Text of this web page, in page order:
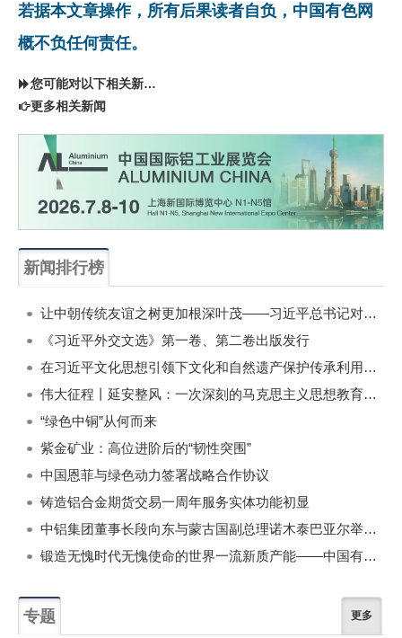
若据本文章操作，所有后果读者自负，中国有色网
概不负任何责任。
您可能对以下相关新闻同样感兴趣
更多相关新闻
新闻排行榜
让中朝传统友谊之树更加根深叶茂——习近平总书记对朝鲜进行国事访问纪实
《习近平外交文选》第一卷、第二卷出版发行
在习近平文化思想引领下文化和自然遗产保护传承利用工作开创新局面
伟大征程丨延安整风：一次深刻的马克思主义思想教育运动
“绿色中铜”从何而来
紫金矿业：高位进阶后的“韧性突围”
中国恩菲与绿色动力签署战略合作协议
铸造铝合金期货交易一周年服务实体功能初显
中铝集团董事长段向东与蒙古国副总理诺木泰巴亚尔举行会谈
锻造无愧时代无愧使命的世界一流新质产能——中国有色金属工业的战略应对与破局之道（二）
专题 更多